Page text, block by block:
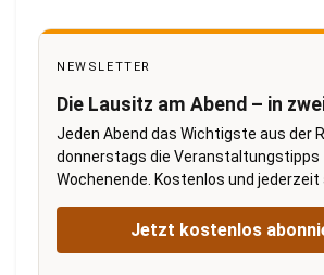
NEWSLETTER
Die Lausitz am Abend – in
Jeden Abend das Wichtigste aus der
donnerstags die Veranstaltungstipps
Wochenende. Kostenlos und jederzeit
Jetzt kostenlos